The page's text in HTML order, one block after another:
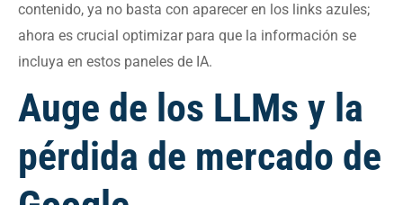
contenido, ya no basta con aparecer en los links azules;
ahora es crucial optimizar para que la información se
incluya en estos paneles de IA.
Auge de los LLMs y la
pérdida de mercado de